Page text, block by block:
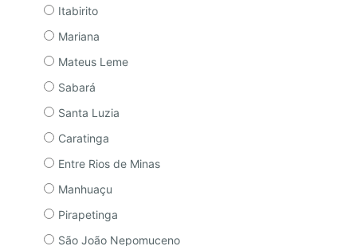
Itabirito
Mariana
Mateus Leme
Sabará
Santa Luzia
Caratinga
Entre Rios de Minas
Manhuaçu
Pirapetinga
São João Nepomuceno